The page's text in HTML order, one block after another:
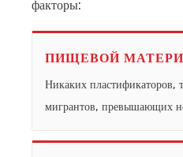
факторы:
ПИЩЕВОЙ
Никаких пластификаторов,
мигрантов, превышающих